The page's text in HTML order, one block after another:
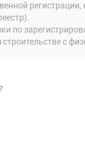
регистрации,
по
с